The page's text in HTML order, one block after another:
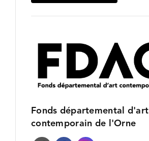
Fonds départemental d'art
contemporain de l'Orne